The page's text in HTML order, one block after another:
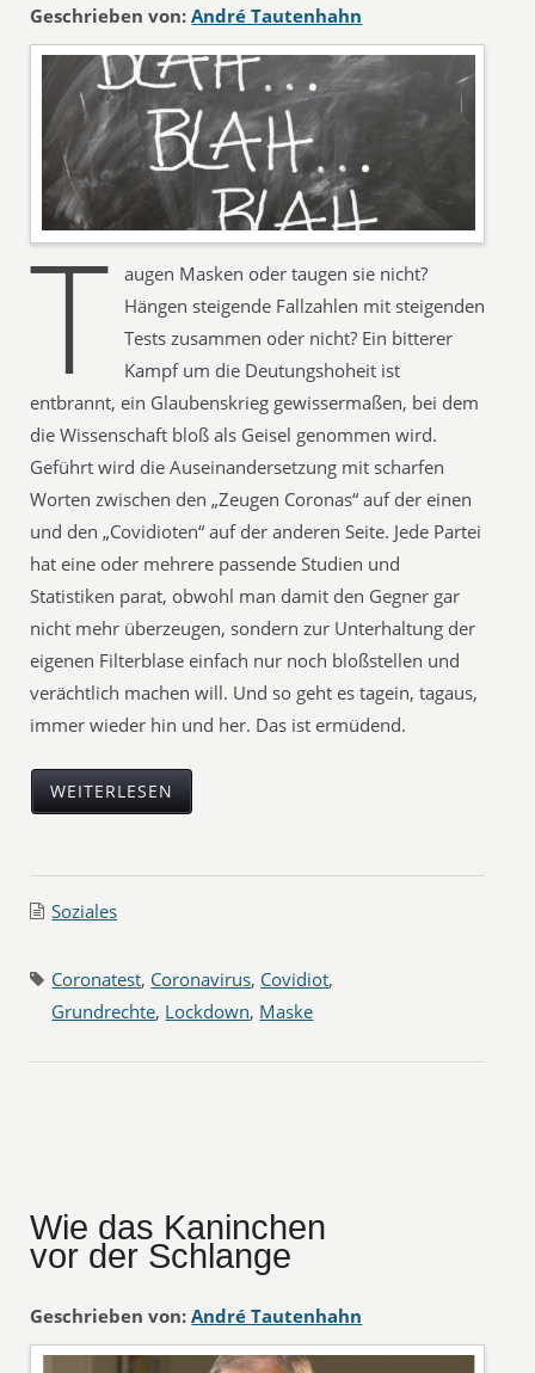
Geschrieben von: André Tautenhahn
T
augen Masken oder taugen sie nicht?
Hängen steigende Fallzahlen mit steigenden
Tests zusammen oder nicht? Ein bitterer
Kampf um die Deutungshoheit ist
entbrannt, ein Glaubenskrieg gewissermaßen, bei dem
die Wissenschaft bloß als Geisel genommen wird.
Geführt wird die Auseinandersetzung mit scharfen
Worten zwischen den „Zeugen Coronas“ auf der einen
und den „Covidioten“ auf der anderen Seite. Jede Partei
hat eine oder mehrere passende Studien und
Statistiken parat, obwohl man damit den Gegner gar
nicht mehr überzeugen, sondern zur Unterhaltung der
eigenen Filterblase einfach nur noch bloßstellen und
verächtlich machen will. Und so geht es tagein, tagaus,
immer wieder hin und her. Das ist ermüdend.
WEITERLESEN
Soziales
Coronatest, Coronavirus, Covidiot,
Grundrechte, Lockdown, Maske
Wie das Kaninchen
vor der Schlange
Geschrieben von: André Tautenhahn